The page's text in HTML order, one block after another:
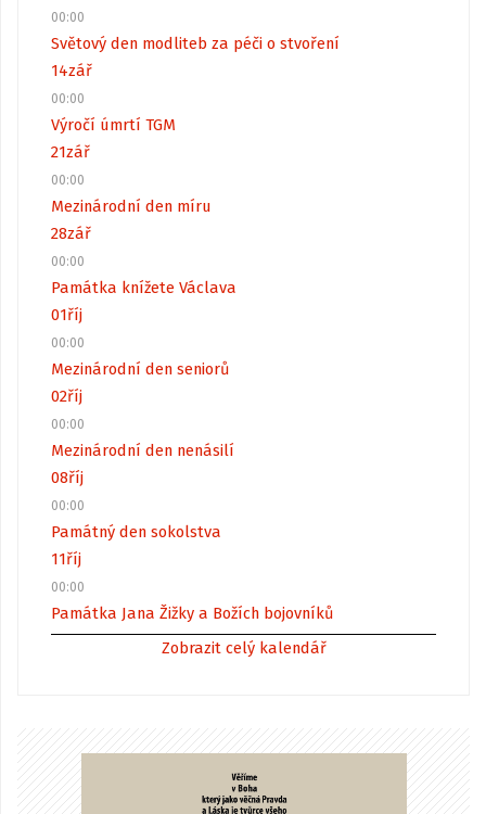
00:00
Světový den modliteb za péči o stvoření
14zář
00:00
Výročí úmrtí TGM
21zář
00:00
Mezinárodní den míru
28zář
00:00
Památka knížete Václava
01říj
00:00
Mezinárodní den seniorů
02říj
00:00
Mezinárodní den nenásilí
08říj
00:00
Památný den sokolstva
11říj
00:00
Památka Jana Žižky a Božích bojovníků
Zobrazit celý kalendář